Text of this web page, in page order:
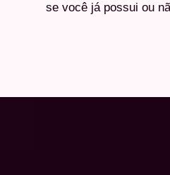
se você já possui ou